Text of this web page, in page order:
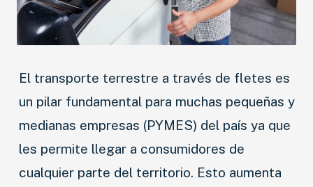
El transporte terrestre a través de fletes es
un pilar fundamental para muchas pequeñas y
medianas empresas (PYMES) del país ya que
les permite llegar a consumidores de
cualquier parte del territorio. Esto aumenta